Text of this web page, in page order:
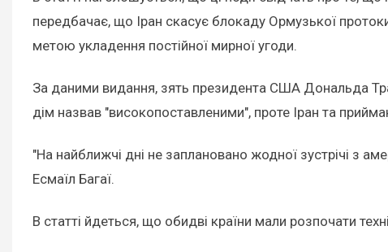
передбачає, що Іран скасує блокаду Ормузької
метою укладення постійної мирної угоди.
За даними видання, зять президента США Дональда
дім назвав "високопоставленими", проте Іран та
"На найближчі дні не заплановано жодної зустрічі з
Есмаїл Багаї.
В статті йдеться, що обидві країни мали розпочати